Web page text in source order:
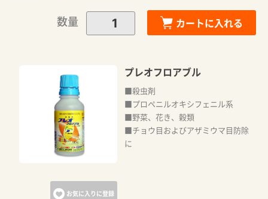
数量
カートに入れる
お気に入りに登録
プレオフロアブル
■殺虫剤
■プロペニルオキシフェニル系
■野菜、花き、穀類
■チョウ目およびアザミウマ目防除
に